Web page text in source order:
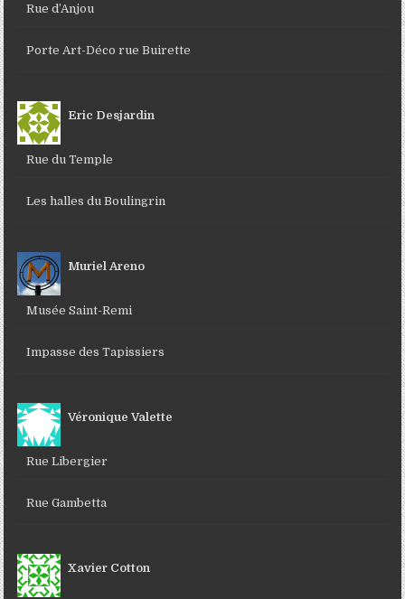
Rue d’Anjou
Porte Art-Déco rue Buirette
Eric Desjardin
Rue du Temple
Les halles du Boulingrin
Muriel Areno
Musée Saint-Remi
Impasse des Tapissiers
Véronique Valette
Rue Libergier
Rue Gambetta
Xavier Cotton